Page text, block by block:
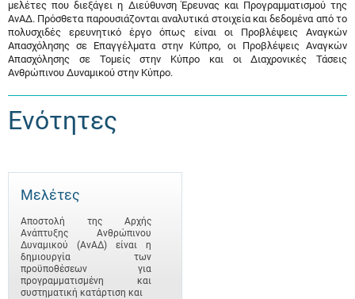
μελέτες που διεξάγει η Διεύθυνση Έρευνας και Προγραμματισμού της
ΑνΑΔ. Πρόσθετα παρουσιάζονται αναλυτικά στοιχεία και δεδομένα από το
πολυσχιδές ερευνητικό έργο όπως είναι οι Προβλέψεις Αναγκών
Απασχόλησης σε Επαγγέλματα στην Κύπρο, οι Προβλέψεις Αναγκών
Απασχόλησης σε Τομείς στην Κύπρο και οι Διαχρονικές Τάσεις
Ανθρώπινου Δυναμικού στην Κύπρο.
Ενότητες
Μελέτες
Αποστολή της Αρχής
Ανάπτυξης Ανθρώπινου
Δυναμικού (ΑνΑΔ) είναι η
δημιουργία των
προϋποθέσεων για
προγραμματισμένη και
συστηματική κατάρτιση και